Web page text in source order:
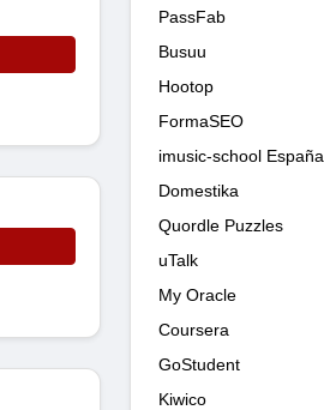
PassFab
Busuu
Hootop
FormaSEO
imusic-school España
Domestika
Quordle Puzzles
uTalk
My Oracle
Coursera
GoStudent
Kiwico